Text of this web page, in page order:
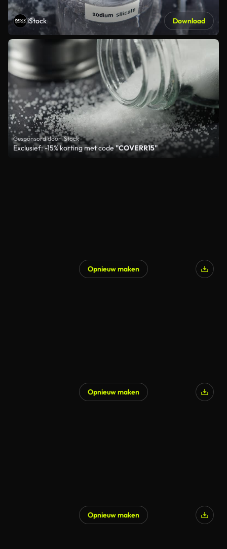
iStock Download
Gesponsord door iStock
Exclusief: -15% korting met code"COVERR15"
Opnieuw maken
Opnieuw maken
Opnieuw maken